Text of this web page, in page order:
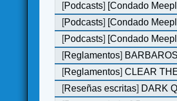
[Podcasts] [Condado
[Podcasts] [Condado
[Podcasts] [Condado
[Reglamentos]
[Reglamentos]CLEAR
[Reseñas escritas] DARK